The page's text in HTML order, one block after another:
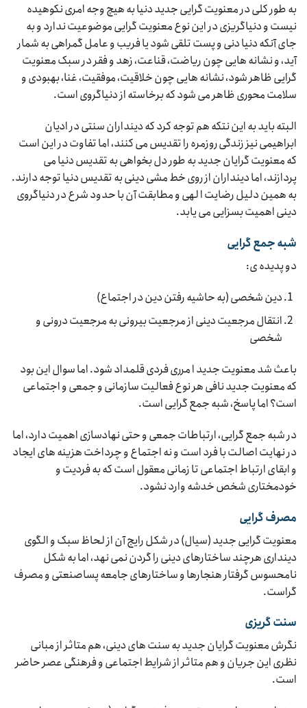
به طور کلی در معنویت گرایی جدید دنیا به هیچ وجه امری نکوهیده
نیست و دنیاگریزی در این نوع معنویت گرایی موضوعیت ندارد و به
جای آنکه دنیا دنی و پست تلقی شود یا فریب و عامل گمراهی به شمار
آید، و نشانه هایی چون ریاضت، قناعت، زهد و فقر در سبک معنویت
گرایی ظاهر شود، نشانه هایی چون خلاقیت، موفقیت، غنا، بهبودی و
سلامت محوری ظاهر می شود که برخاسته از دنیاگروی است.
البته باید به این نتکه هم توجه کرد که دینداران سنتی در ادیان
ابراهیمی نیز زندگی روزمره را تقدیس می کنند، اما تفاوت در این است
که معنویت گرایان جدید به طور دل بخواهی به تقدیس دنیا می
پردازند، اما دینداران از روی خط مشی دینی به تقدیس دنیا توجه دارند.
به همین دلیل رضایت ا لهی و مطابقت آن با حدود شرع در دنیاگروی
دینی اهمیت بسزایی می یابد.
شبه جمع گرایی
دو پدیده ی:
دین شخصی (به حاشیه رفتن دین در اجتماع)
انتقال مرجعیت دینی از مرجعیت بیرونی به مرجعیت درونی و
شخصی
باعث شد معنویت جدید ا مرری فردی قلمداد شود. اما سوال این بود
که معنویت جدید نافی هر نوع فعالیت سازمانی و جمعی و اجتماعی
است؟ اما پاسخ، شبه جمع گرایی است.
در شبه جمع گرایی، ارتباطات جمعی و حتی نهادسازی اهمیت دارد، اما
در نهایت اصالت با فرد است و نه اجتماع و چرداخت هزینه های ایجاد
و ابقای ارتباط اجتماعی تا زمانی معقول است که به فردیت و
خودمختاری شخص خدشه وارد نشود.
مصرف گرایی
معنویت گرایی جدید (سیال) در شکل رایج آن از لحاظ سبک و الگوی
دینداری هرچند ساختارهای دینی را گردن نمی نهد، اما به شکل
نامحسوس گرفتار هنجارها و ساختارهای جامعه پساصنعتی و مصرف
گراست.
سنت گریزی
نگرش معنویت گرایان جدید به سنت های دینی، هم متاثر از مبانی
نظری این جریان و هم متاثر از شرایط اجتماعی و فرهنگی عصر حاضر
است.